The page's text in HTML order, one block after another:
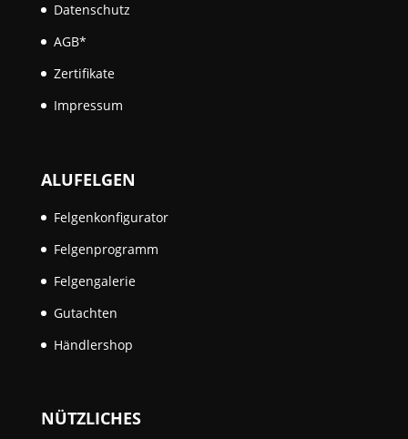
Datenschutz
AGB*
Zertifikate
Impressum
ALUFELGEN
Felgenkonfigurator
Felgenprogramm
Felgengalerie
Gutachten
Händlershop
NÜTZLICHES